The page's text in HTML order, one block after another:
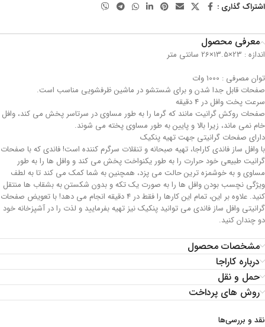
اشتراک گذاری :
معرفی محصول
اندازه : 23×13.5×26 سانتی متر
توان مصرفی : 1000 وات
صفحات قابل جدا شدن و برای شستشو در ماشین ظرفشویی مناسب است.
سرعت پخت وافل در 4 دقیقه
صفحات روکش گرانیت مانند که گرما را به طور مساوی در سرتاسر پخش می کند، وافل
خام نمی ماند، زیرا بالا و پایین به طور مساوی پخته می شوند.
دارای صفحات گرانیتی جهت تهیه پنکیک
با وافل ساز فاندی کاراجا، تهیه صبحانه و تنقلات سرگرم کننده است! فاندی که با صفحات
گرانیت طبیعی خود حرارت را به طور یکنواخت پخش می کند و وافل ها را به طور
مساوی و به خوشمزه ترین حالت می پزد، همچنین به شما کمک می کند تا به لطف
ویژگی نچسب بودن وافل ها را به صورت یک تکه و بدون شکستن به بشقاب ها منتقل
کنید. علاوه بر این، تمام این کارها را فقط در 4 دقیقه انجام می دهد! با تعویض صفحات
گرانیتی وافل ساز فاندی می توانید پنکیک نیز تهیه بفرمایید و لذت را در آشپزخانه خود
دو چندان کنید.
مشخصات محصول
درباره کاراجا
حمل و نقل
روش های پرداخت
نقد و بررسی‌ها